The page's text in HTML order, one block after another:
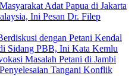
Adat Papua di Jakarta
Ini Pesan Dr. Filep
dengan Petani Kendal
Sidang PBB, Ini Kata Kemlu
Masalah Petani di Jambi
Tangani Konflik